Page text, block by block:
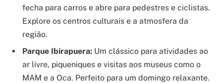
fecha para carros e abre para pedestres e ciclistas.
Explore os centros culturais e a atmosfera da
região.
Parque Ibirapuera: Um clássico para atividades ao
ar livre, piqueniques e visitas aos museus como o
MAM e a Oca. Perfeito para um domingo relaxante.